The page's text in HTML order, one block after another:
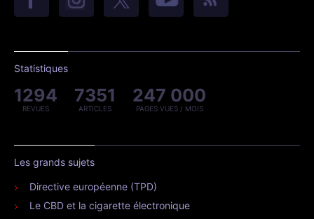
Statistiques
1294
REVUES
7351
ARTICLES
247 000
PAGES VUES / MOIS
Les grands sujets
Directive européenne (TPD)
Le CBD et la cigarette électronique